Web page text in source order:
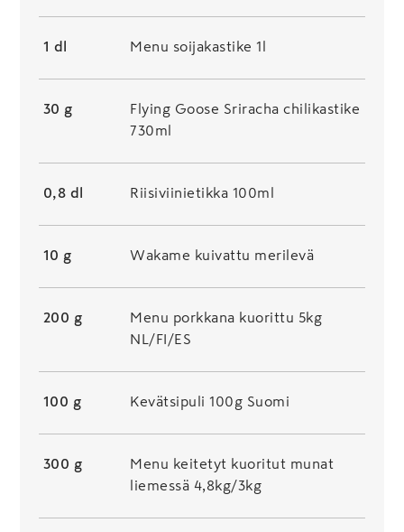
1 dl Menu soijakastike 1l
30 g
Flying Goose Sriracha chilikastike
730ml
0,8 dl Riisiviinietikka 100ml
10 g Wakame kuivattu merilevä
200 g
Menu porkkana kuorittu 5kg
NL/FI/ES
100 g Kevätsipuli 100g Suomi
300 g
Menu keitetyt kuoritut munat
liemessä 4,8kg/3kg